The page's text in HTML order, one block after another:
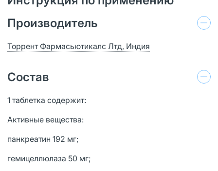
Производитель
Торрент Фармасьютикалс Лтд, Индия
Состав
1 таблетка содержит:
Активные вещества:
панкреатин 192 мг;
гемицеллюлаза 50 мг;